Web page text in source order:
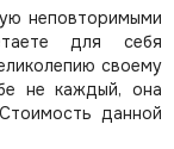
неповторимыми
для себя
своему
не каждый, она
Стоимость данной